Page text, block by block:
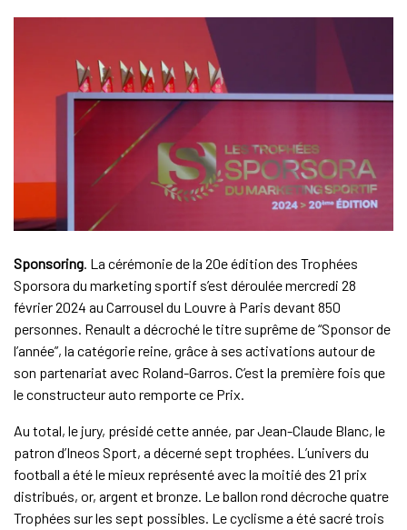
Sponsoring. La cérémonie de la 20e édition des Trophées
Sporsora du marketing sportif s’est déroulée mercredi 28
février 2024 au Carrousel du Louvre à Paris devant 850
personnes. Renault a décroché le titre suprême de “Sponsor de
l’année”, la catégorie reine, grâce à ses activations autour de
son partenariat avec Roland-Garros. C’est la première fois que
le constructeur auto remporte ce Prix.
Au total, le jury, présidé cette année, par Jean-Claude Blanc, le
patron d’Ineos Sport, a décerné sept trophées. L’univers du
football a été le mieux représenté avec la moitié des 21 prix
distribués, or, argent et bronze. Le ballon rond décroche quatre
Trophées sur les sept possibles. Le cyclisme a été sacré trois